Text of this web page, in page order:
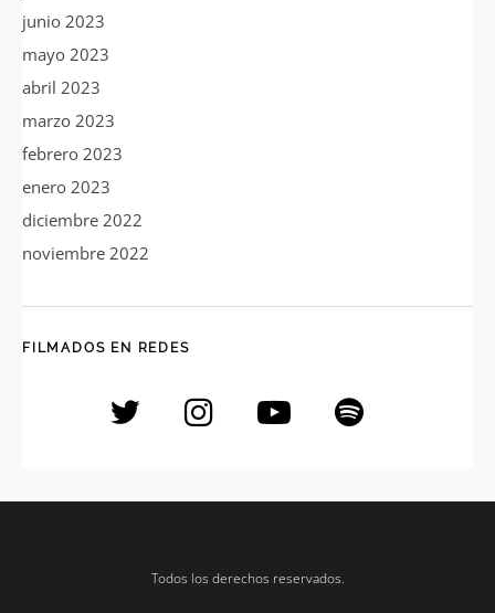
junio 2023
mayo 2023
abril 2023
marzo 2023
febrero 2023
enero 2023
diciembre 2022
noviembre 2022
FILMADOS EN REDES
Todos los derechos reservados.